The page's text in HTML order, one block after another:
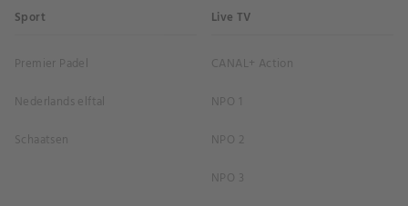
Sport
Premier Padel
Nederlands elftal
Schaatsen
Live TV
CANAL+ Action
NPO 1
NPO 2
NPO 3